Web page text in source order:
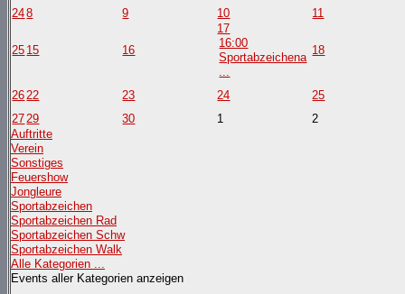
248 9 10 11
25 15 16
17
16:00
Sportabzeichena
...
18
2622 23 24
25
2729 30 1
2
Auftritte
Verein
Sonstiges
Feuershow
Jongleure
Sportabzeichen
Sportabzeichen Rad
Sportabzeichen Schw
Sportabzeichen Walk
Alle Kategorien ...
Events aller Kategorien anzeigen